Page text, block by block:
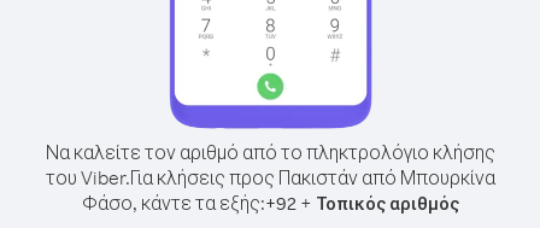
Να καλείτε τον αριθμό από το πληκτρολόγιο κλήσης
του Viber.Για κλήσεις προς Πακιστάν από Μπουρκίνα
Φάσο, κάντε τα εξής:+92+ Τοπικός αριθμός